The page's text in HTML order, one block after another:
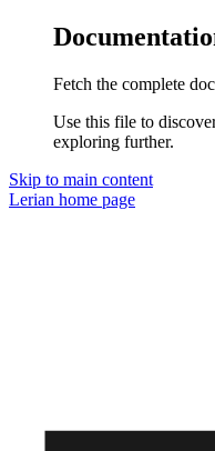
Fetch the complete
Use this file to
exploring further.
Skip to main content
Lerian home page